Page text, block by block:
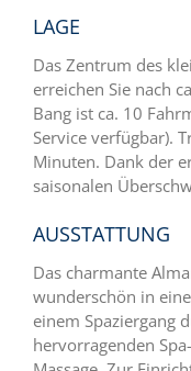
LAGE
Das Zentrum des
erreichen Sie nach
Bang ist ca. 10
Service verfügbar).
Minuten. Dank der
saisonalen
AUSSTATTUNG
Das charmante
wunderschön in
einem Spaziergang
hervorragenden